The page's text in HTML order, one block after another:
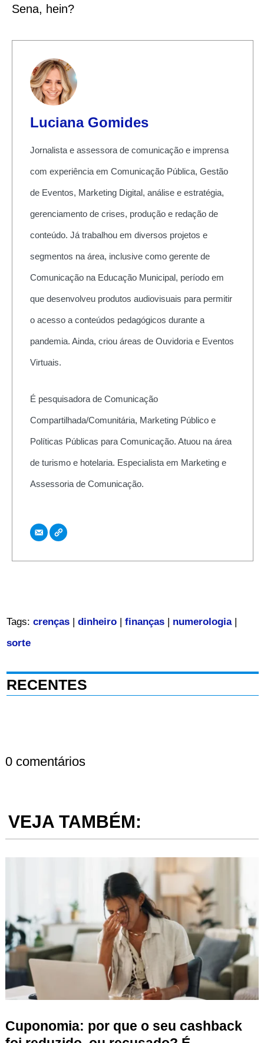
Sena, hein?
Luciana Gomides
Jornalista e assessora de comunicação e imprensa
com experiência em Comunicação Pública, Gestão
de Eventos, Marketing Digital, análise e estratégia,
gerenciamento de crises, produção e redação de
conteúdo. Já trabalhou em diversos projetos e
segmentos na área, inclusive como gerente de
Comunicação na Educação Municipal, período em
que desenvolveu produtos audiovisuais para permitir
o acesso a conteúdos pedagógicos durante a
pandemia. Ainda, criou áreas de Ouvidoria e Eventos
Virtuais.
É pesquisadora de Comunicação
Compartilhada/Comunitária, Marketing Público e
Políticas Públicas para Comunicação. Atuou na área
de turismo e hotelaria. Especialista em Marketing e
Assessoria de Comunicação.
Tags: crenças| dinheiro| finanças| numerologia|
sorte
RECENTES
0 comentários
VEJA TAMBÉM:
Cuponomia: por que o seu cashback